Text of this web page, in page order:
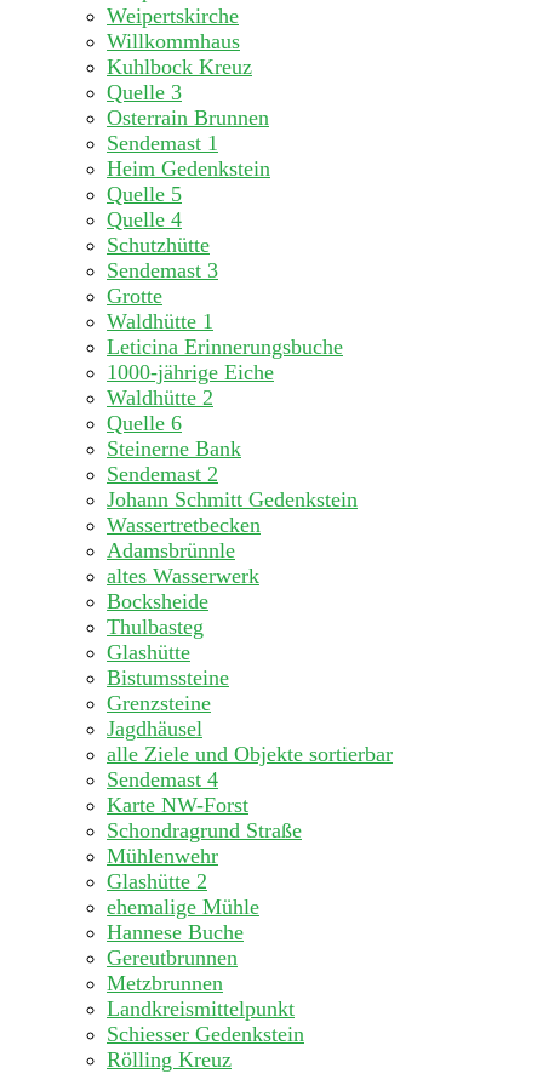
Weipertskirche
Willkommhaus
Kuhlbock Kreuz
Quelle 3
Osterrain Brunnen
Sendemast 1
Heim Gedenkstein
Quelle 5
Quelle 4
Schutzhütte
Sendemast 3
Grotte
Waldhütte 1
Leticina Erinnerungsbuche
1000-jährige Eiche
Waldhütte 2
Quelle 6
Steinerne Bank
Sendemast 2
Johann Schmitt Gedenkstein
Wassertretbecken
Adamsbrünnle
altes Wasserwerk
Bocksheide
Thulbasteg
Glashütte
Bistumssteine
Grenzsteine
Jagdhäusel
alle Ziele und Objekte sortierbar
Sendemast 4
Karte NW-Forst
Schondragrund Straße
Mühlenwehr
Glashütte 2
ehemalige Mühle
Hannese Buche
Gereutbrunnen
Metzbrunnen
Landkreismittelpunkt
Schiesser Gedenkstein
Rölling Kreuz